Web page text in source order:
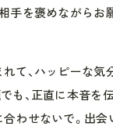
手を褒めながらお
て、ハッピーな気
も、正直に本音を
わせないで。出会